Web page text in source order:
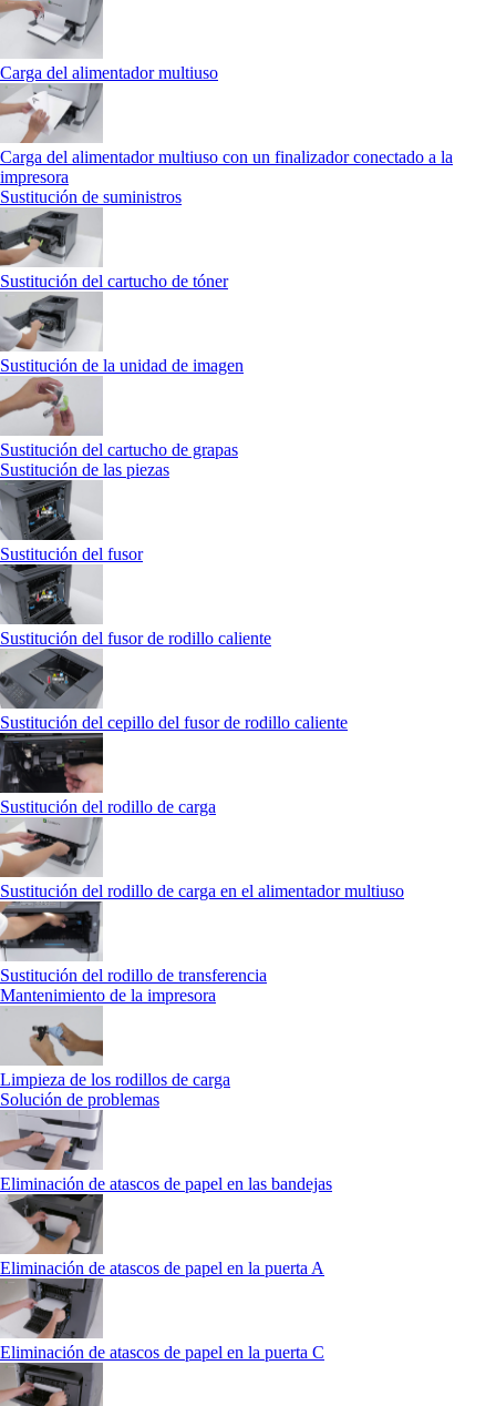
Carga del alimentador multiuso
Carga del alimentador multiuso con un finalizador conectado a la
impresora
Sustitución de suministros
Sustitución del cartucho de tóner
Sustitución de la unidad de imagen
Sustitución del cartucho de grapas
Sustitución de las piezas
Sustitución del fusor
Sustitución del fusor de rodillo caliente
Sustitución del cepillo del fusor de rodillo caliente
Sustitución del rodillo de carga
Sustitución del rodillo de carga en el alimentador multiuso
Sustitución del rodillo de transferencia
Mantenimiento de la impresora
Limpieza de los rodillos de carga
Solución de problemas
Eliminación de atascos de papel en las bandejas
Eliminación de atascos de papel en la puerta A
Eliminación de atascos de papel en la puerta C